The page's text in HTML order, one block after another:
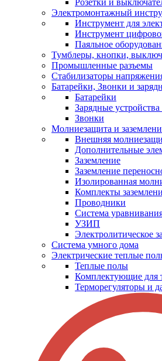
Розетки и
Электромонтажный
Инструмент для
Инструмент
Паяльное
Тумблеры, кнопки,
Промышленные разъемы
Стабилизаторы
Батарейки, Звонки и
Батарейки
Зарядные
Звонки
Молниезащита и
Внешняя
Дополнительные
Заземление
Заземление
Изолированная
Комплекты
Проводники
Система
УЗИП
Электролитическое
Система умного дома
Электрические теплые
Теплые полы
Комплектующие для
Терморегуляторы и